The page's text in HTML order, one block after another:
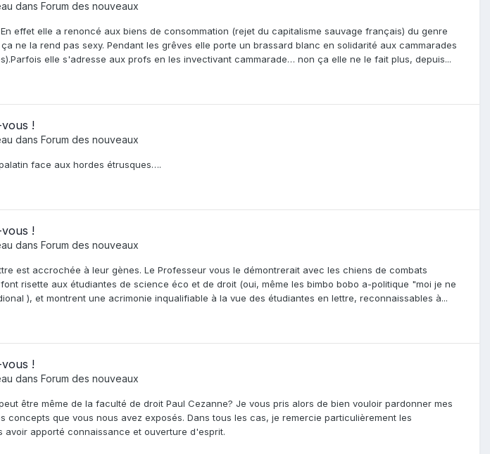
dans Forum des nouveaux
effet elle a renoncé aux biens de consommation (rejet du capitalisme sauvage français) du genre
ne la rend pas sexy. Pendant les grêves elle porte un brassard blanc en solidarité aux cammarades
elle s'adresse aux profs en les invectivant cammarade… non ça elle ne le fait plus, depuis...
!
dans Forum des nouveaux
face aux hordes étrusques….
!
dans Forum des nouveaux
est accrochée à leur gènes. Le Professeur vous le démontrerait avec les chiens de combats
risette aux étudiantes de science éco et de droit (oui, même les bimbo bobo a-politique "moi je ne
), et montrent une acrimonie inqualifiable à la vue des étudiantes en lettre, reconnaissables à...
!
dans Forum des nouveaux
être même de la faculté de droit Paul Cezanne? Je vous pris alors de bien vouloir pardonner mes
concepts que vous nous avez exposés. Dans tous les cas, je remercie particulièrement les
apporté connaissance et ouverture d'esprit.